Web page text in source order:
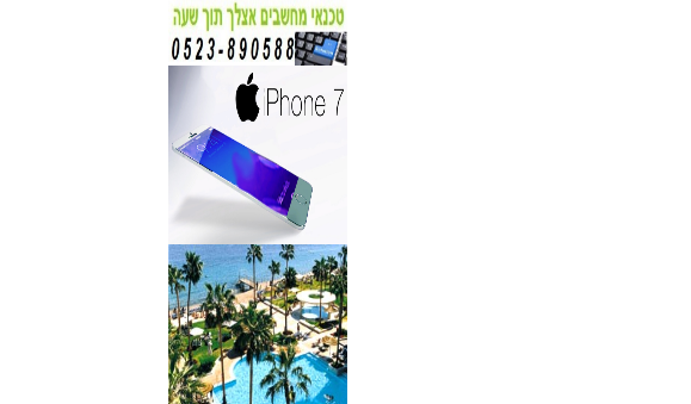
349
₪
מידע נוסף
מעגל ריסים חשמלי
40
₪
מידע נוסף
מצלמות אינפרא
499
₪
מידע נוסף
18 מברשות למאפרים + נרתיק
ג'מס אדום מעור
720
₪